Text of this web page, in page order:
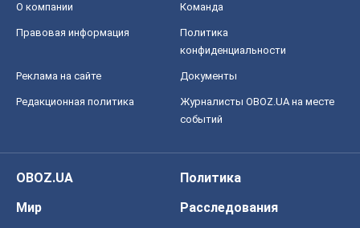
О компании Команда
Правовая информация
Политика
конфиденциальности
Реклама на сайте Документы
Редакционная политика
Журналисты OBOZ.UA на месте
событий
OBOZ.UA
Политика
Мир
Расследования